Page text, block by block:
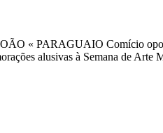
« PARAGUAIO Comício
alusivas à Semana de Arte